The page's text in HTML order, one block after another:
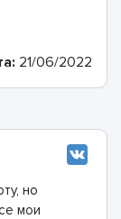
заменить
часов,
21/06/2022
но
мои